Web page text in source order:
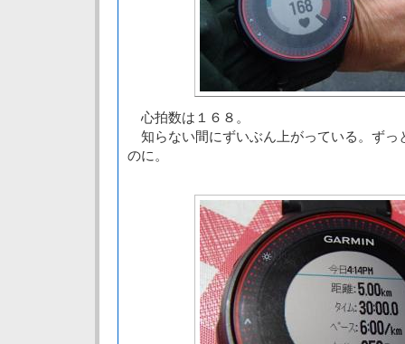
心拍数は１６８。
知らない間にずいぶん上がっている。ずっ
のに。